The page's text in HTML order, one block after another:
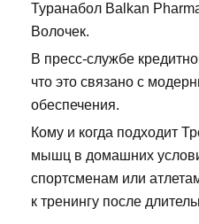
Туранабол Balkan
Волочек.
В пресс-службе
что это связано с
обеспечения.
Кому и когда подходит
мышц в домашних
спортсменам или
к тренингу после